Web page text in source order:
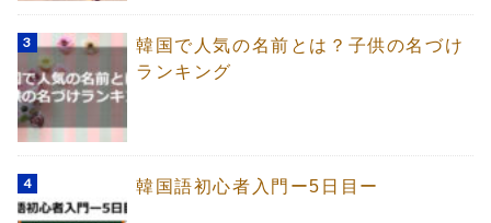
韓国で人気の名前とは？子供の名づけ
ランキング
韓国語初心者入門ー5日目ー